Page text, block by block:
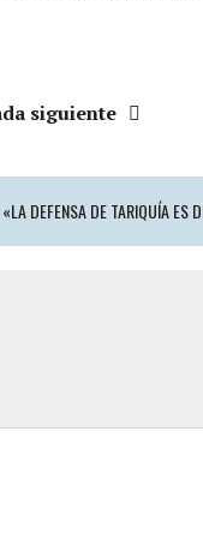
siguiente
DEFENSA DE TARIQUÍA ES